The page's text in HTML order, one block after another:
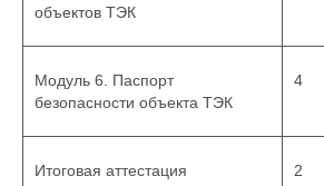
объектов ТЭК
Модуль 6. Паспорт
безопасности объекта ТЭК
4
Итоговая аттестация 2